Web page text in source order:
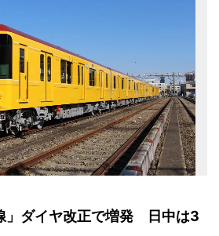
」ダイヤ改正で増発 日中は3